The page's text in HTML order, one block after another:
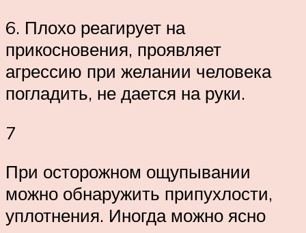
6. Плохо реагирует на
прикосновения, проявляет
агрессию при желании человека
погладить, не дается на руки.
7
При осторожном ощупывании
можно обнаружить припухлости,
уплотнения. Иногда можно ясно